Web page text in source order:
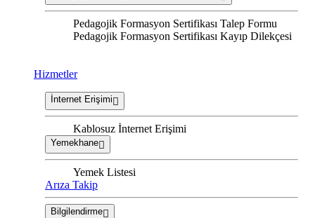
Pedagojik Formasyon Sertifikası Talep Formu
Pedagojik Formasyon Sertifikası Kayıp Dilekçesi
Hizmetler
İnternet Erişimi
Kablosuz İnternet Erişimi
Yemekhane
Yemek Listesi
Arıza Takip
Bilgilendirme